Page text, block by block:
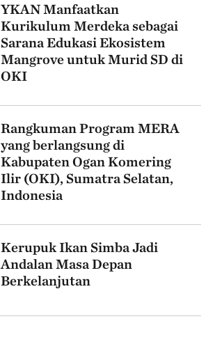
YKAN Manfaatkan
Kurikulum Merdeka sebagai
Sarana Edukasi Ekosistem
Mangrove untuk Murid SD di
OKI
Rangkuman Program MERA
yang berlangsung di
Kabupaten Ogan Komering
Ilir (OKI), Sumatra Selatan,
Indonesia
Kerupuk Ikan Simba Jadi
Andalan Masa Depan
Berkelanjutan